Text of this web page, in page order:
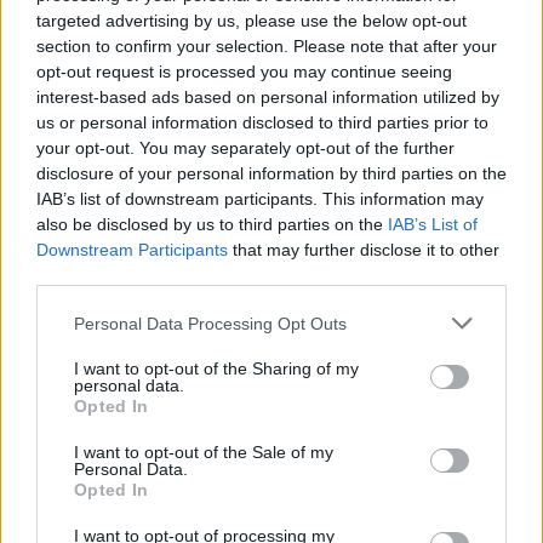
targeted advertising by us, please use the below opt-out
section to confirm your selection. Please note that after your
opt-out request is processed you may continue seeing
interest-based ads based on personal information utilized by
us or personal information disclosed to third parties prior to
your opt-out. You may separately opt-out of the further
disclosure of your personal information by third parties on the
IAB’s list of downstream participants. This information may
also be disclosed by us to third parties on the IAB’s List of
Downstream Participants that may further disclose it to other
Please note that this website/app uses one or more Google
not limited to your visit or usage behaviour. You may click to
grant or deny consent to Google and its third-party tags to
use your data for below specified purposes in below Google
consent section.
Personal Data Processing Opt Outs
I want to opt-out of the Sharing of my
personal data.
Opted In
I want to opt-out of the Sale of my
Personal Data.
Opted In
I want to opt-out of processing my
top 3
El mercado sigue su tendencia a la
baja, pero esta semana sólo
perdió 17 millones de euros en
total. Hubo jugadores que
subieron bastante su valor, en
especial Mikel Oyarzabal.
Repasamos los ganadores de
valor de mercado de la semana.
Centrocampistas: Silva y Merino lideran el show
Imanol va rotando poco a poco sus piezas en la medular por
la carga de partidos, pero Zubimendi, Mikel Merino y
es su tridente mágico. El primero ha jugado cinco
partidos desde el inicio, siete en total, dando 4,57 puntos de
media, una cantidad más que aceptable para un medio